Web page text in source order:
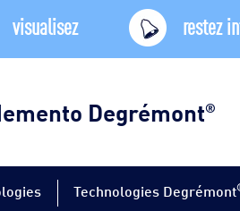
visualisez restez
Degrémont®
Technologies Degrémont